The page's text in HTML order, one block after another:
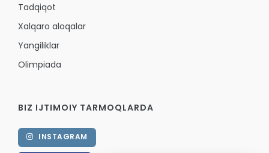
Tadqiqot
Xalqaro aloqalar
Yangiliklar
Olimpiada
BIZ IJTIMOIY TARMOQLARDA
INSTAGRAM